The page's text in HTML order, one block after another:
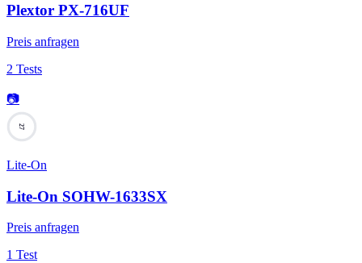
Plextor PX-716UF
Preis anfragen
2 Tests
📷
27
Lite-On
Lite-On SOHW-1633SX
Preis anfragen
1 Test